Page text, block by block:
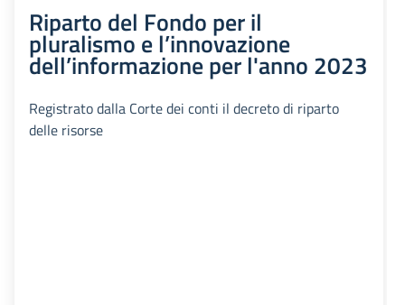
Riparto del Fondo per il
pluralismo e l’innovazione
dell’informazione per l'anno 2023
Registrato dalla Corte dei conti il decreto di riparto
delle risorse